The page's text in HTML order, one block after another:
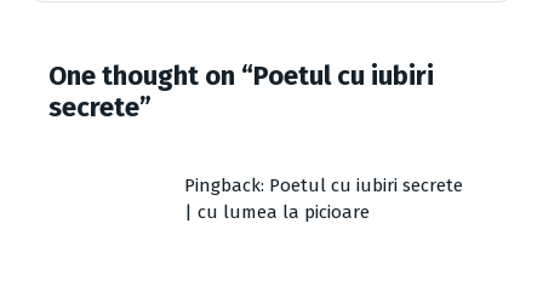
One thought on “Poetul cu iubiri
secrete”
Pingback: Poetul cu iubiri secrete
| cu lumea la picioare